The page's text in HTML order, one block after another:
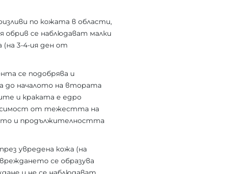
по кожата в области,
обрив се наблюдават малки
(на 3-4-ия ден от
се подобрява и
до началото на втората
и краката е едро
от тежестта на
и продължителността
увредена кожа (на
се образува